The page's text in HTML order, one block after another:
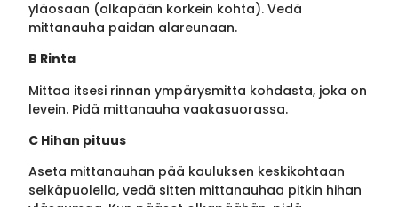
yläosaan (olkapään korkein kohta). Vedä
mittanauha paidan alareunaan.
B Rinta
Mittaa itsesi rinnan ympärysmitta kohdasta, joka on
levein. Pidä mittanauha vaakasuorassa.
C Hihan pituus
Aseta mittanauhan pää kauluksen keskikohtaan
selkäpuolella, vedä sitten mittanauhaa pitkin hihan